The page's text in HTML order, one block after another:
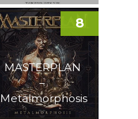
MASTERPLAN
–
Metalmorphosis
8